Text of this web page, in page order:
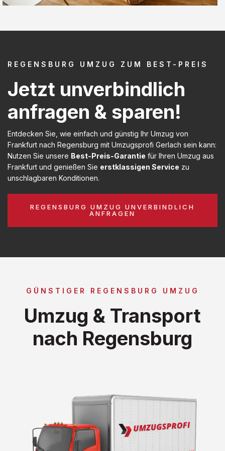
REGENSBURG UMZUG ZUM BEST-PREIS
Jetzt unverbindlich
anfragen & sparen!
Entdecken Sie, wie einfach und günstig Ihr Umzug von
Frankfurt nach Regensburg mit Umzugsprofi Gerlach sein kann:
Nutzen Sie unsere Best-Preis-Garantie für Ihren Umzug aus
Frankfurt und genießen Sie erstklassigen Service zu
unschlagbaren Konditionen.
REGENSBURG UMZUG UNVERBINDLICH
ANFRAGEN
GÜNSTIGER REGENSBURG UMZUG
Umzug & Transport
nach Regensburg